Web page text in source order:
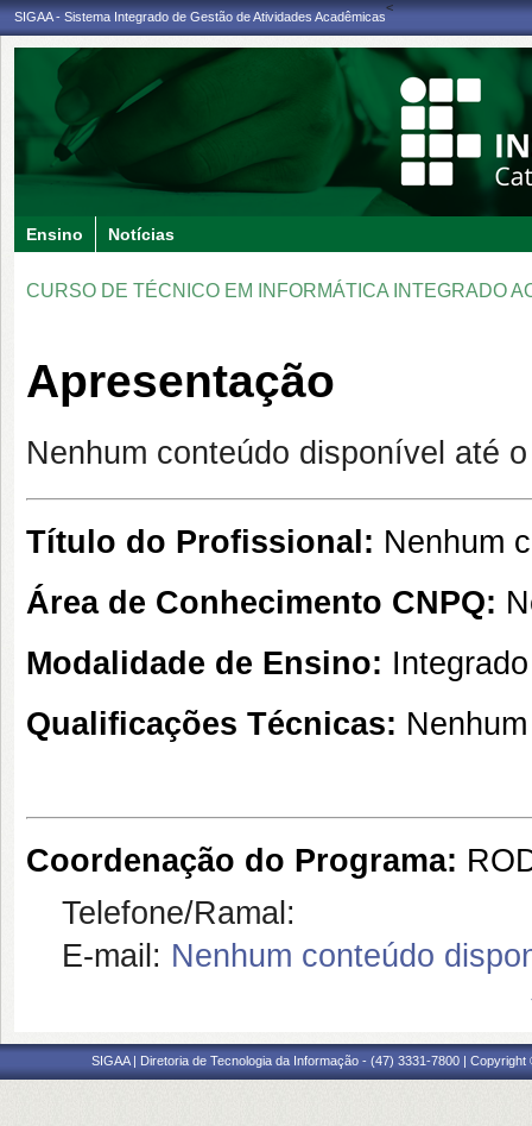
SIGAA - Sistema Integrado de Gestão de Atividades Acadêmicas
<
Ensino Notícias
CURSO DE TÉCNICO EM INFORMÁTICA INTEGRADO
Apresentação
Nenhum conteúdo disponível até
Título do Profissional: Nenhum
Área de Conhecimento CNPQ:
Modalidade de Ensino: Integrado
Qualificações Técnicas:
Coordenação do Programa:
Telefone/Ramal:
E-mail: Nenhum conteúdo
SIGAA | Diretoria de Tecnologia da Informação - (47) 3331-7800 |